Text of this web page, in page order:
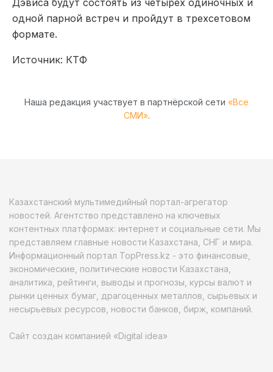
одной парной встреч и пройдут в трехсетовом
формате.
Источник: КТФ
Наша редакция участвует в партнёрской сети «Все
СМИ».
Казахстанский мультимедийный портал-агрегатор
новостей. Агентство представлено на ключевых
контентных платформах: интернет и социальные сети. Мы
представляем главные новости Казахстана, СНГ и мира.
Информационный портал TopPress.kz - это финансовые,
экономические, политические новости Казахстана,
аналитика, рейтинги, выводы и прогнозы, курсы валют и
рынки ценных бумаг, драгоценных металлов, сырьевых и
несырьевых ресурсов, новости банков, бирж, компаний.
Сайт создан компанией «Digital idea»